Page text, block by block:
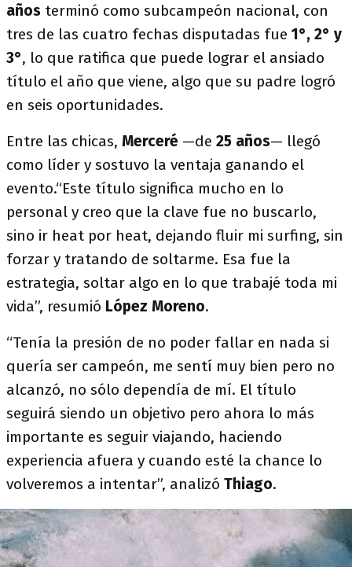
años terminó como subcampeón nacional, con
tres de las cuatro fechas disputadas fue 1°, 2° y
3°, lo que ratifica que puede lograr el ansiado
título el año que viene, algo que su padre logró
en seis oportunidades.
Entre las chicas, Merceré —de 25 años— llegó
como líder y sostuvo la ventaja ganando el
evento.“Este título significa mucho en lo
personal y creo que la clave fue no buscarlo,
sino ir heat por heat, dejando fluir mi surfing, sin
forzar y tratando de soltarme. Esa fue la
estrategia, soltar algo en lo que trabajé toda mi
vida”, resumió López Moreno.
“Tenía la presión de no poder fallar en nada si
quería ser campeón, me sentí muy bien pero no
alcanzó, no sólo dependía de mí. El título
seguirá siendo un objetivo pero ahora lo más
importante es seguir viajando, haciendo
experiencia afuera y cuando esté la chance lo
volveremos a intentar”, analizó Thiago.